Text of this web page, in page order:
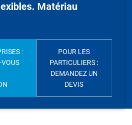
Matériau
:
VOUS
POUR LES
PARTICULIERS :
DEMANDEZ UN
DEVIS